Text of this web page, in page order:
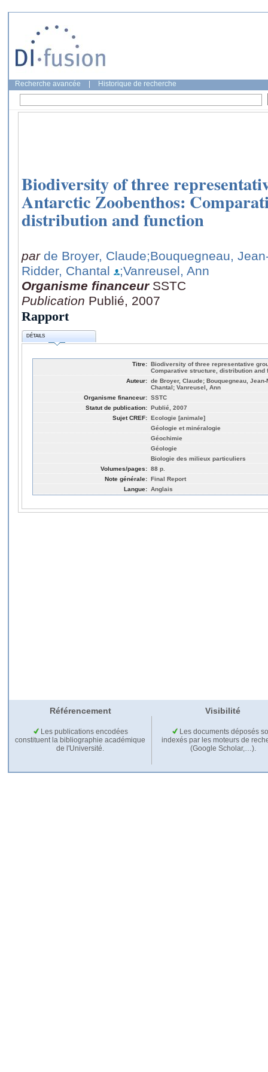
Recherche avancée Historique de recherche
Biodiversity of three
Antarctic Zoobenthos:
distribution and function
par de Broyer, Claude;Bouquegneau,
Ridder, Chantal
;Vanreusel, Ann
Organisme financeur SSTC
Publication Publié, 2007
Rapport
DÉTAILS
Titre: Biodiversity of three representative
Comparative structure, distribution and
Auteur: de Broyer, Claude; Bouquegneau,
Chantal; Vanreusel, Ann
Organisme financeur: SSTC
Statut de publication: Publié, 2007
Sujet CREF: Ecologie [animale]
Géologie et minéralogie
Géochimie
Géologie
Biologie des milieux particuliers
Volumes/pages: 88 p.
Note générale: Final Report
Langue: Anglais
Référencement Visibilité
Les publications encodées
constituent la bibliographie académique
de l'Université.
Les documents déposés
indexés par les moteurs de
(Google Scholar,…).